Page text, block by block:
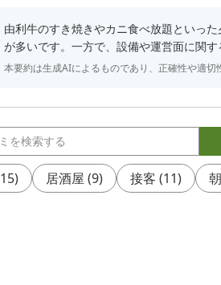
由利牛のすき焼きやカニ食べ放題といっ
が多いです。一方で、設備や運営面に関す
本要約は生成AIによるものであり、正確性や適切
15) 居酒屋 (9) 接客 (11)